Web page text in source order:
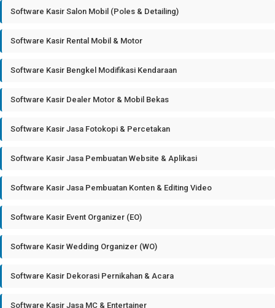
Software Kasir Salon Mobil (Poles & Detailing)
Software Kasir Rental Mobil & Motor
Software Kasir Bengkel Modifikasi Kendaraan
Software Kasir Dealer Motor & Mobil Bekas
Software Kasir Jasa Fotokopi & Percetakan
Software Kasir Jasa Pembuatan Website & Aplikasi
Software Kasir Jasa Pembuatan Konten & Editing Video
Software Kasir Event Organizer (EO)
Software Kasir Wedding Organizer (WO)
Software Kasir Dekorasi Pernikahan & Acara
Software Kasir Jasa MC & Entertainer